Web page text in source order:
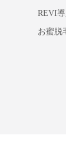
REVI
お蜜脱